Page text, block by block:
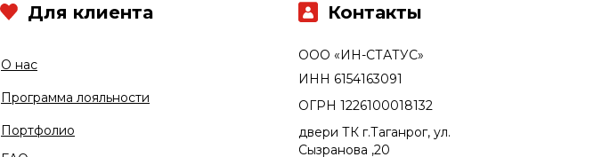
О нас
Программа лояльности
Портфолио
ООО «ИН-СТАТУС»
двери ТК г.Таганрог, ул.
Сызранова ,20
ОГРН 1226100018132
ИНН 6154163091
Контакты
Для клиента